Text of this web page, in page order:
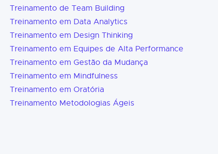
Treinamento de Team Building
Treinamento em Data Analytics
Treinamento em Design Thinking
Treinamento em Equipes de Alta Performance
Treinamento em Gestão da Mudança
Treinamento em Mindfulness
Treinamento em Oratória
Treinamento Metodologias Ágeis